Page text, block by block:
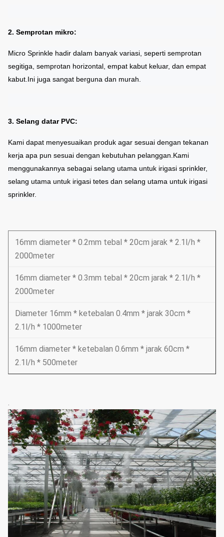
2. Semprotan mikro:
Micro Sprinkle hadir dalam banyak variasi, seperti semprotan
segitiga, semprotan horizontal, empat kabut keluar, dan empat
kabut. Ini juga sangat berguna dan murah.
3. Selang datar PVC:
Kami dapat menyesuaikan produk agar sesuai dengan tekanan
kerja apa pun sesuai dengan kebutuhan pelanggan. Kami
menggunakannya sebagai selang utama untuk irigasi sprinkler,
selang utama untuk irigasi tetes dan selang utama untuk irigasi
sprinkler.
16mm diameter * 0.2mm tebal * 20cm jarak * 2.1l/h *
2000meter
16mm diameter * 0.3mm tebal * 20cm jarak * 2.1l/h *
2000meter
Diameter 16mm * ketebalan 0.4mm * jarak 30cm *
2.1l/h * 1000meter
16mm diameter * ketebalan 0.6mm * jarak 60cm *
2.1l/h * 500meter
.